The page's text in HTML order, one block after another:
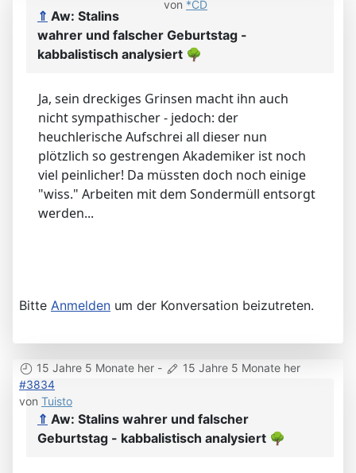
von *CD
⇑ Aw: Stalins
wahrer und falscher Geburtstag -
kabbalistisch analysiert 🌳
Ja, sein dreckiges Grinsen macht ihn auch
nicht sympathischer - jedoch: der
heuchlerische Aufschrei all dieser nun
plötzlich so gestrengen Akademiker ist noch
viel peinlicher! Da müssten doch noch einige
"wiss." Arbeiten mit dem Sondermüll entsorgt
werden...
Bitte Anmelden um der Konversation beizutreten.
15 Jahre 5 Monate her -
15 Jahre 5 Monate her
#3834
von Tuisto
⇑ Aw: Stalins wahrer und falscher
Geburtstag - kabbalistisch analysiert 🌳